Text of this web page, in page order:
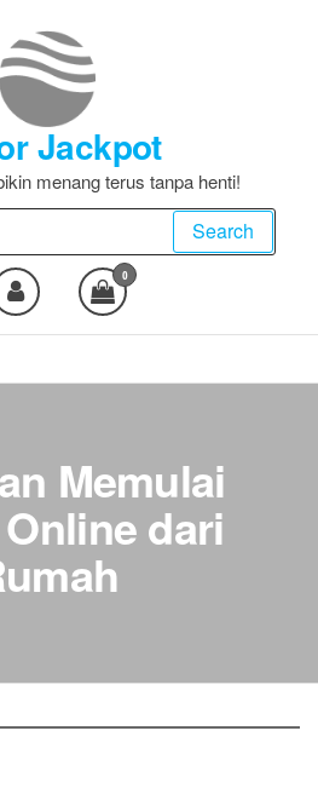
Jackpot
menang terus tanpa henti!
Search
0
Memulai
dari